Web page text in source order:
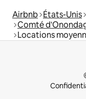
Airbnb États-Unis
Comté
Locations